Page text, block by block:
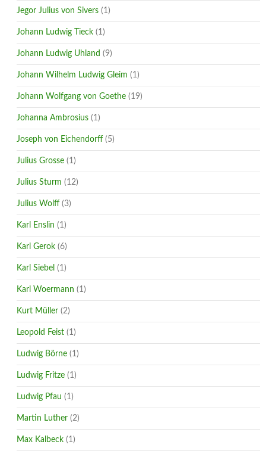
Jegor Julius von Sivers (1)
Johann Ludwig Tieck (1)
Johann Ludwig Uhland (9)
Johann Wilhelm Ludwig Gleim (1)
Johann Wolfgang von Goethe (19)
Johanna Ambrosius (1)
Joseph von Eichendorff(5)
Julius Grosse (1)
Julius Sturm (12)
Julius Wolff(3)
Karl Enslin (1)
Karl Gerok (6)
Karl Siebel (1)
Karl Woermann (1)
Kurt Müller (2)
Leopold Feist (1)
Ludwig Börne (1)
Ludwig Fritze (1)
Ludwig Pfau (1)
Martin Luther (2)
Max Kalbeck (1)